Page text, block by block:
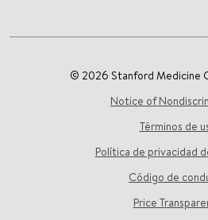
© 2026 Stanford Medicine
Notice of
Términos de
Política de privacidad
Código de
Price